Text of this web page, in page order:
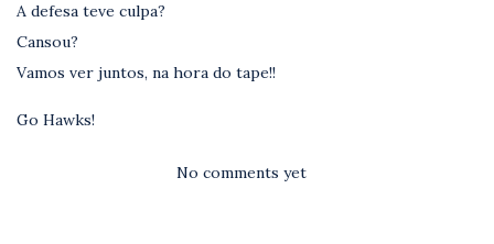
A defesa teve culpa?
Cansou?
Vamos ver juntos, na hora do tape!!
Go Hawks!
No comments yet